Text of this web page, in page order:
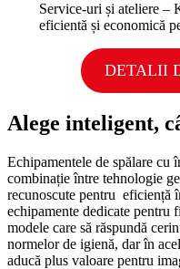
Service-uri și ateliere –
eficientă și economică
DETALII
Alege inteligent,
Echipamentele de spălare cu
combinație între tehnologie
recunoscute pentru eficiență
echipamente dedicate pentru
modele care să răspundă
normelor de igienă, dar în
aducă plus valoare pentru